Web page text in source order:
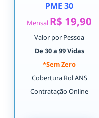
PME 30
Mensal R$ 19,90
Valor por Pessoa
De 30 a 99 Vidas
*Sem Zero
Cobertura Rol ANS
Contratação Online